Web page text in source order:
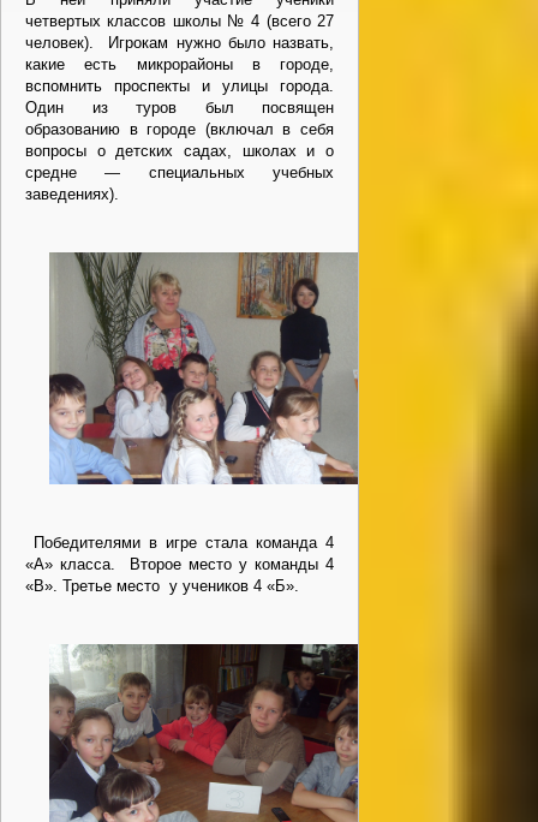
четвертых классов школы № 4 (всего 27
человек). Игрокам нужно было назвать,
какие есть микрорайоны в городе,
вспомнить проспекты и улицы города.
Один из туров был посвящен
образованию в городе (включал в себя
вопросы о детских садах, школах и о
средне — специальных учебных
заведениях).
Победителями в игре стала команда 4
«А» класса. Второе место у команды 4
«В». Третье место у учеников 4 «Б».